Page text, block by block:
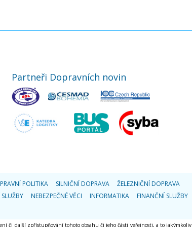
Partneři Dopravních novin
POLITIKA SILNIČNÍ DOPRAVA
ŽELEZNIČNÍ DOPRAVA
SLUŽBY NEBEZPEČNÉ VĚCI INFORMATIKA
FINANČNÍ SLUŽBY
či další zpřístupňování tohoto obsahu či jeho části veřejnosti, a to jakýmkoliv